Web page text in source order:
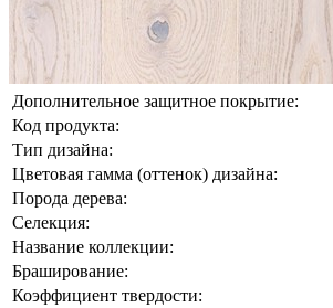
Дополнительное защитное покрытие:
Код продукта:
Тип дизайна:
Цветовая гамма (оттенок) дизайна:
Порода дерева:
Селекция:
Название коллекции:
Браширование:
Коэффициент твердости: